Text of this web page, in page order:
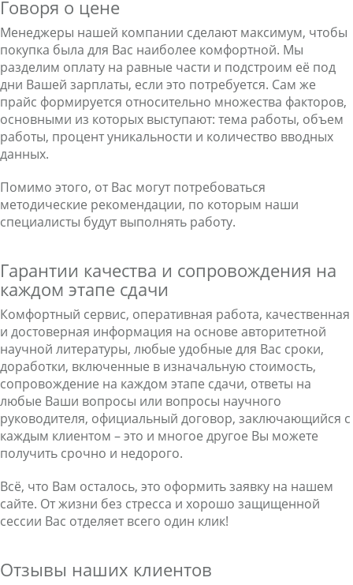
Говоря о цене
Менеджеры нашей компании сделают максимум, чтобы
покупка была для Вас наиболее комфортной. Мы
разделим оплату на равные части и подстроим её под
дни Вашей зарплаты, если это потребуется. Сам же
прайс формируется относительно множества факторов,
основными из которых выступают: тема работы, объем
работы, процент уникальности и количество вводных
данных.
Помимо этого, от Вас могут потребоваться
методические рекомендации, по которым наши
специалисты будут выполнять работу.
Гарантии качества и сопровождения на
каждом этапе сдачи
Комфортный сервис, оперативная работа, качественная
и достоверная информация на основе авторитетной
научной литературы, любые удобные для Вас сроки,
доработки, включенные в изначальную стоимость,
сопровождение на каждом этапе сдачи, ответы на
любые Ваши вопросы или вопросы научного
руководителя, официальный договор, заключающийся с
каждым клиентом – это и многое другое Вы можете
получить срочно и недорого.
Всё, что Вам осталось, это оформить заявку на нашем
сайте. От жизни без стресса и хорошо защищенной
сессии Вас отделяет всего один клик!
Отзывы наших клиентов